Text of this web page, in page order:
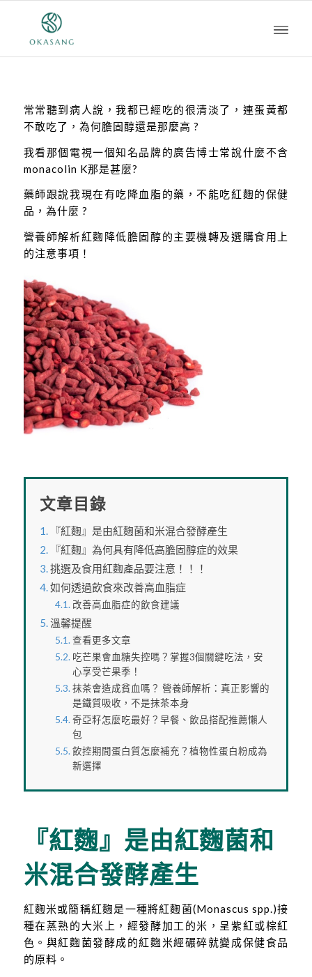
常常聽到病人說，我都已經吃的很清淡了，連蛋黃都
不敢吃了，為何膽固醇還是那麼高 ?
我看那個電視一個知名品牌的廣告博士常說什麼不含
monacolin K那是甚麼?
藥師跟說我現在有吃降血脂的藥，不能吃紅麴的保健
品，為什麼 ?
營養師解析紅麴降低膽固醇的主要機轉及選購食用上
的注意事項！
文章目錄
『紅麴』是由紅麴菌和米混合發酵產生
『紅麴』為何具有降低高膽固醇症的效果
挑選及食用紅麴產品要注意！！！
如何透過飲食來改善高血脂症
改善高血脂症的飲食建議
溫馨提醒
查看更多文章
吃芒果會血糖失控嗎？掌握3個關鍵吃法，安
心享受芒果季！
抹茶會造成貧血嗎？ 營養師解析：真正影響的
是鐵質吸收，不是抹茶本身
奇亞籽怎麼吃最好？早餐、飲品搭配推薦懶人
包
飲控期間蛋白質怎麼補充？植物性蛋白粉成為
新選擇
『紅麴』是由紅麴菌和
米混合發酵產生
紅麴米或簡稱紅麴是一種將紅麴菌(Monascus spp.)接
種在蒸熟的大米上，經發酵加工的米，呈紫紅或棕紅
色。與紅麴菌發酵成的紅麴米經碾碎就變成保健食品
的原料。